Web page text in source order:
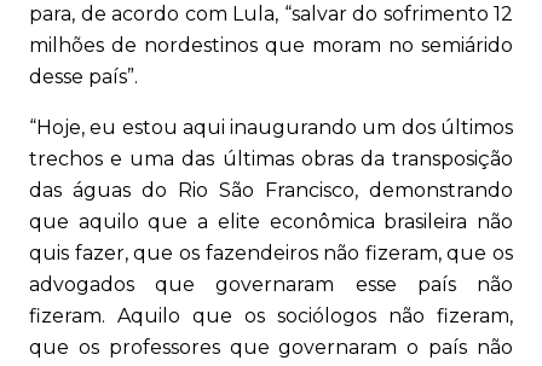
para, de acordo com Lula, “salvar do sofrimento 12
milhões de nordestinos que moram no semiárido
desse país”.
“Hoje, eu estou aqui inaugurando um dos últimos
trechos e uma das últimas obras da transposição
das águas do Rio São Francisco, demonstrando
que aquilo que a elite econômica brasileira não
quis fazer, que os fazendeiros não fizeram, que os
advogados que governaram esse país não
fizeram. Aquilo que os sociólogos não fizeram,
que os professores que governaram o país não